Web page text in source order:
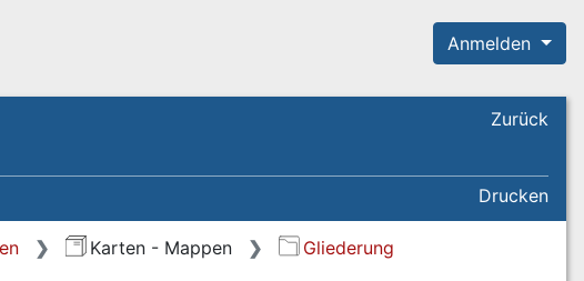
Anmelden
Zurück
Drucken
Karten - Mappen
Gliederung